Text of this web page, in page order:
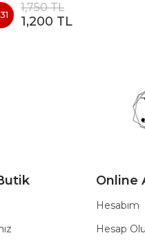
31
1,750 TL
1,200 TL
Online
Hesabım
Hesap